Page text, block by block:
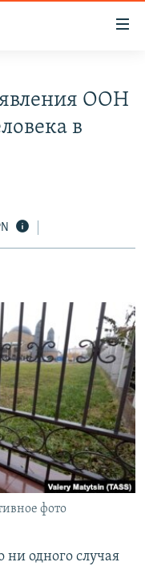
ООН
в
фото
ни одного случая